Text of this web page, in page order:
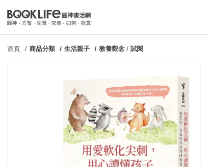
首頁 商品分類 生活親子 教養觀念 / 試閱